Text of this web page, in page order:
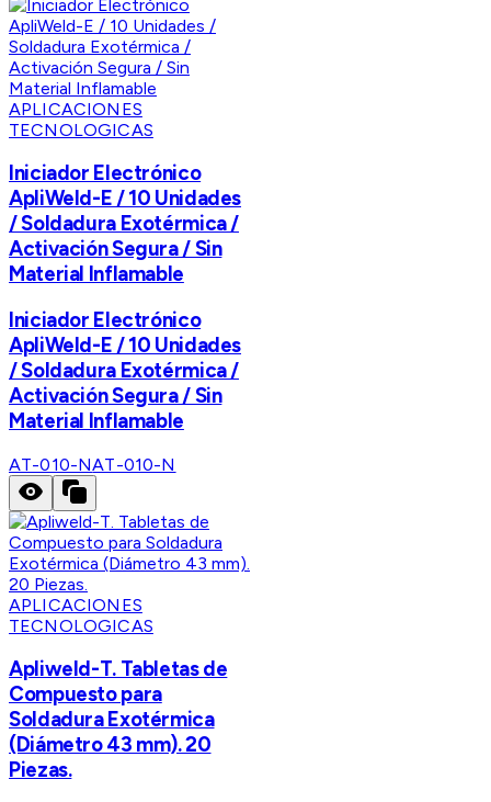
APLICACIONES
TECNOLOGICAS
Iniciador Electrónico
ApliWeld-E / 10 Unidades
/ Soldadura Exotérmica /
Activación Segura / Sin
Material Inflamable
Iniciador Electrónico
ApliWeld-E / 10 Unidades
/ Soldadura Exotérmica /
Activación Segura / Sin
Material Inflamable
AT-010-NAT-010-N
APLICACIONES
TECNOLOGICAS
Apliweld-T. Tabletas de
Compuesto para
Soldadura Exotérmica
(Diámetro 43 mm). 20
Piezas.